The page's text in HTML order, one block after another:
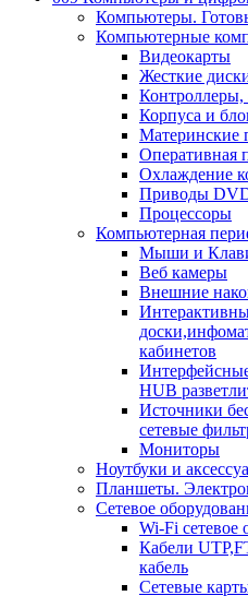
Компьютеры.
Компьютерные
Видеокарты
Жесткие
Контроллеры,
Корпуса и
Материнские
Оперативная
Охлаждение
Приводы
Процессоры
Компьютерная
Мыши и
Веб камеры
Внешние
кабинетов
HUB
Источники
сетевые
Мониторы
Ноутбуки и
Планшеты.
Сетевое
Wi-Fi сетевое
Кабели
кабель
Сетевые